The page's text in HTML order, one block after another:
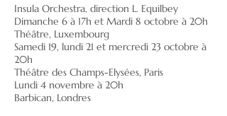
Insula Orchestra, direction L. Equilbey
Dimanche 6 à 17h et Mardi 8 octobre à 20h
Théâtre, Luxembourg
Samedi 19, lundi 21 et mercredi 23 octobre à
20h
Théâtre des Champs-Elysées, Paris
Lundi 4 novembre à 20h
Barbican, Londres